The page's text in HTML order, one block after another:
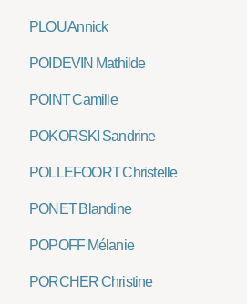
PLOU Annick
POIDEVIN Mathilde
POINT Camille
POKORSKI Sandrine
POLLEFOORT Christelle
PONET Blandine
POPOFF Mélanie
PORCHER Christine